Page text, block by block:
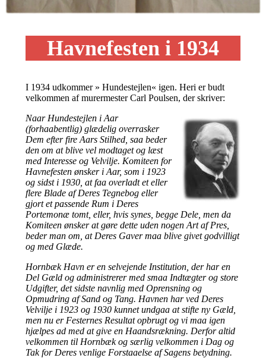
Havnefesten i 1934
I 1934 udkommer » Hundestejlen« igen. Heri er budt
velkommen af murermester Carl Poulsen, der skriver:
Naar Hundestejlen i Aar
(forhaabentlig) glædelig overrasker
Dem efter fire Aars Stilhed, saa beder
den om at blive vel modtaget og læst
med Interesse og Velvilje. Komiteen for
Havnefesten ønsker i Aar, som i 1923
og sidst i 1930, at faa overladt et eller
flere Blade af Deres Tegnebog eller
gjort et passende Rum i Deres
Portemonæ tomt, eller, hvis synes, begge Dele, men da
Komiteen ønsker at gøre dette uden nogen Art af Pres,
beder man om, at Deres Gaver maa blive givet godvilligt
og med Glæde.
Hornbæk Havn er en selvejende Institution, der har en
Del Gæld og administrerer med smaa Indtægter og store
Udgifter, det sidste navnlig med Oprensning og
Opmudring af Sand og Tang. Havnen har ved Deres
Velvilje i 1923 og 1930 kunnet undgaa at stifte ny Gæld,
men nu er Festernes Resultat opbrugt og vi maa igen
hjælpes ad med at give en Haandsrækning. Derfor altid
velkommen til Hornbæk og særlig velkommen i Dag og
Tak for Deres venlige Forstaaelse af Sagens betydning.